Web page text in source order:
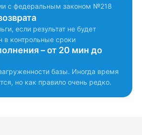
с федеральным законом №218
если результат не будет
в контрольные сроки
– от 20 мин до
базы. Иногда время
но как правило очень редко.